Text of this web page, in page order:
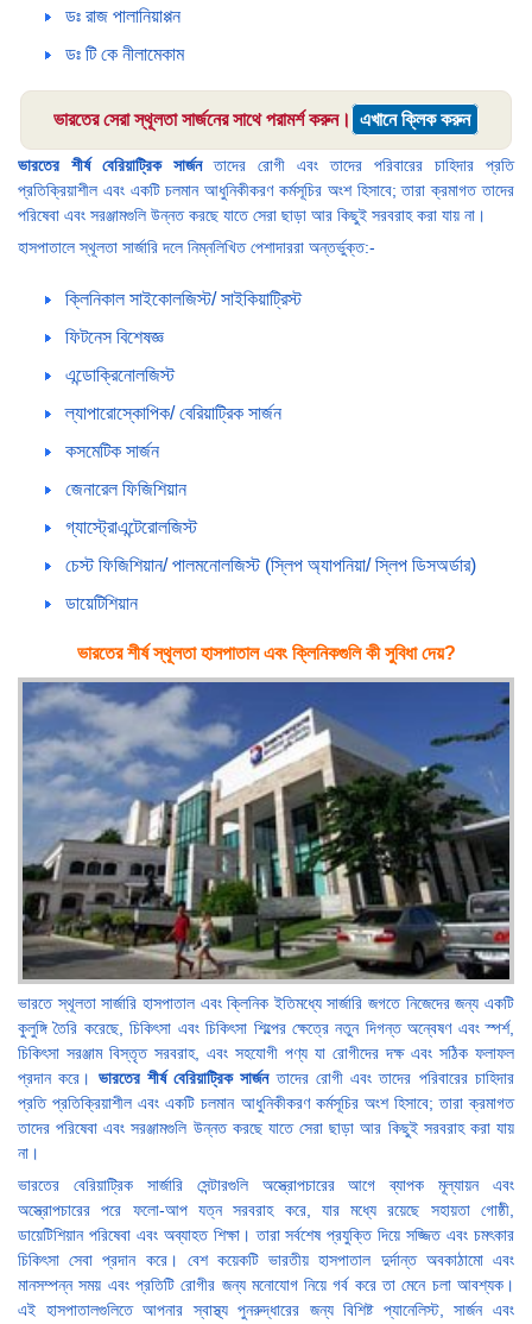
ডঃ রাজ পালানিয়াপ্পন
ডঃ টি কে নীলামেকাম
ভারতের সেরা স্থূলতা সার্জনের সাথে পরামর্শ করুন। এখানে ক্লিক করুন
ভারতের শীর্ষ বেরিয়াট্রিক সার্জনতাদের রোগী এবং তাদের পরিবারের চাহিদার প্রতি
প্রতিক্রিয়াশীল এবং একটি চলমান আধুনিকীকরণ কর্মসূচির অংশ হিসাবে; তারা ক্রমাগত তাদের
পরিষেবা এবং সরঞ্জামগুলি উন্নত করছে যাতে সেরা ছাড়া আর কিছুই সরবরাহ করা যায় না।
হাসপাতালে স্থূলতা সার্জারি দলে নিম্নলিখিত পেশাদাররা অন্তর্ভুক্ত:-
ক্লিনিকাল সাইকোলজিস্ট/ সাইকিয়াট্রিস্ট
ফিটনেস বিশেষজ্ঞ
এন্ডোক্রিনোলজিস্ট
ল্যাপারোস্কোপিক/ বেরিয়াট্রিক সার্জন
কসমেটিক সার্জন
জেনারেল ফিজিশিয়ান
গ্যাস্ট্রোএন্টেরোলজিস্ট
চেস্ট ফিজিশিয়ান/ পালমনোলজিস্ট (স্লিপ অ্যাপনিয়া/ স্লিপ ডিসঅর্ডার)
ডায়েটিশিয়ান
ভারতের শীর্ষ স্থূলতা হাসপাতাল এবং ক্লিনিকগুলি কী সুবিধা দেয়?
ভারতে স্থূলতা সার্জারি হাসপাতাল এবং ক্লিনিক ইতিমধ্যে সার্জারি জগতে নিজেদের জন্য একটি
কুলুঙ্গি তৈরি করেছে, চিকিৎসা এবং চিকিৎসা শিল্পের ক্ষেত্রে নতুন দিগন্ত অন্বেষণ এবং স্পর্শ,
চিকিৎসা সরঞ্জাম বিস্তৃত সরবরাহ, এবং সহযোগী পণ্য যা রোগীদের দক্ষ এবং সঠিক ফলাফল
প্রদান করে। ভারতের শীর্ষ বেরিয়াট্রিক সার্জনতাদের রোগী এবং তাদের পরিবারের চাহিদার
প্রতি প্রতিক্রিয়াশীল এবং একটি চলমান আধুনিকীকরণ কর্মসূচির অংশ হিসাবে; তারা ক্রমাগত
তাদের পরিষেবা এবং সরঞ্জামগুলি উন্নত করছে যাতে সেরা ছাড়া আর কিছুই সরবরাহ করা যায়
না।
ভারতের বেরিয়াট্রিক সার্জারি সেন্টারগুলি অস্ত্রোপচারের আগে ব্যাপক মূল্যায়ন এবং
অস্ত্রোপচারের পরে ফলো-আপ যত্ন সরবরাহ করে, যার মধ্যে রয়েছে সহায়তা গোষ্ঠী,
ডায়েটিশিয়ান পরিষেবা এবং অব্যাহত শিক্ষা। তারা সর্বশেষ প্রযুক্তি দিয়ে সজ্জিত এবং চমৎকার
চিকিৎসা সেবা প্রদান করে। বেশ কয়েকটি ভারতীয় হাসপাতাল দুর্দান্ত অবকাঠামো এবং
মানসম্পন্ন সময় এবং প্রতিটি রোগীর জন্য মনোযোগ নিয়ে গর্ব করে তা মেনে চলা আবশ্যক।
এই হাসপাতালগুলিতে আপনার স্বাস্থ্য পুনরুদ্ধারের জন্য বিশিষ্ট প্যানেলিস্ট, সার্জন এবং